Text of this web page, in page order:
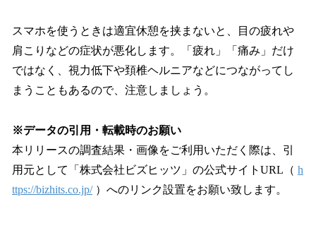
スマホを使うときは適宜休憩を挟まないと、目の疲れや
肩こりなどの症状が悪化します。「疲れ」「痛み」だけ
ではなく、視力低下や頚椎ヘルニアなどにつながってし
まうこともあるので、注意しましょう。
※データの引用・転載時のお願い
本リリースの調査結果・画像をご利用いただく際は、引
用元として「株式会社ビズヒッツ」の公式サイトURL（ h
ttps://bizhits.co.jp/）へのリンク設置をお願い致します。